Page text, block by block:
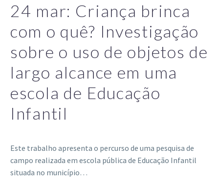
24 mar: Criança brinca
com o quê? Investigação
sobre o uso de objetos de
largo alcance em uma
escola de Educação
Infantil
Este trabalho apresenta o percurso de uma pesquisa de
campo realizada em escola pública de Educação Infantil
situada no município…